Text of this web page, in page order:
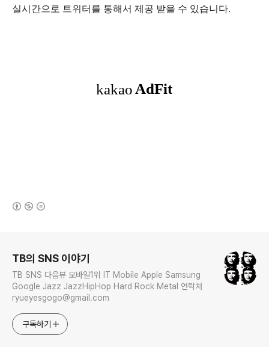
실시간으로 트위터를 통해서 제공 받을 수 있습니다.
TB의 SNS 이야기
TB SNS 다음뷰 모바일1위 IT Mobile Apple Samsung
Google Jazz JazzHipHop Hard Rock Metal 연락처
ryueyesgogo@gmail.com
구독하기